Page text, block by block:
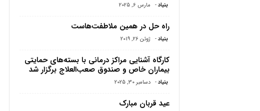
بنیاد - مارس 6, 2025
راه حل در همین ملاطفت‌هاست
بنیاد - ژوئن 26, 2019
کارگاه آشنایی مراکز درمانی با بسته‌های حمایتی
بیماران خاص و صندوق صعب‌العلاج برگزار شد
بنیاد - دسامبر 30, 2025
عید قربان مبارک